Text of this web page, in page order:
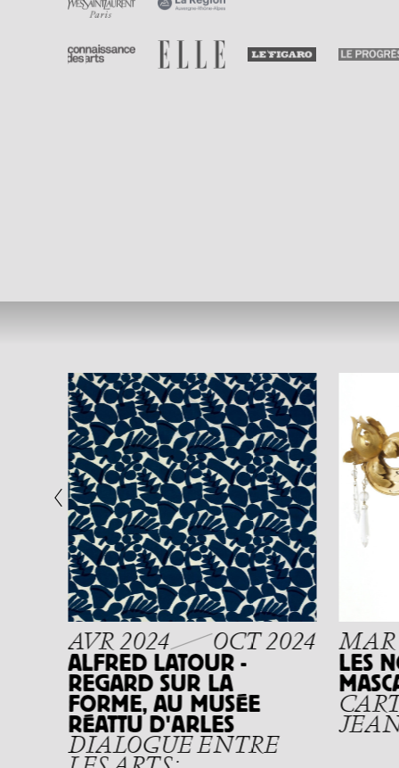
AVR 2024 OCT 2024
ALFRED LATOUR -
REGARD SUR LA
FORME, AU MUSÉE
RÉATTU D'ARLES
DIALOGUE ENTRE
MAR
LES